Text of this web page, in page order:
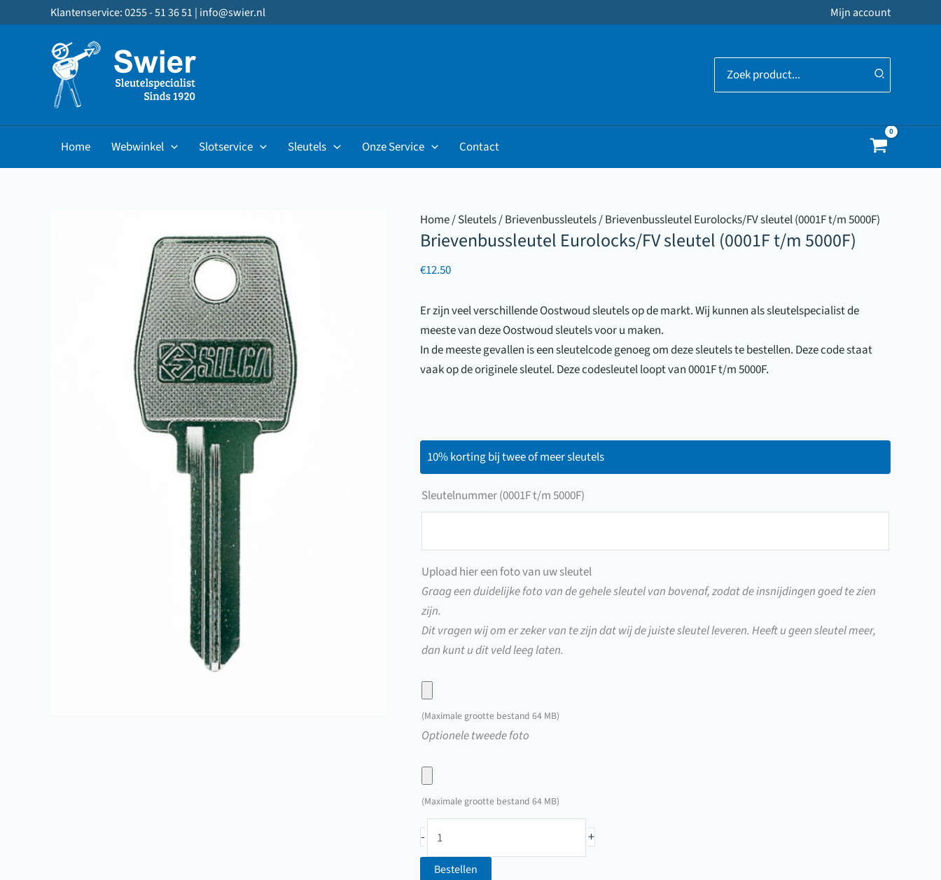
naar
Klantenservice: 0255 - 51 36 51 | info@swier.nl Mijn account
Zoeken
naar:
Home Webwinkel Slotservice Sleutels Onze Service Contact
Home/Sleutels/Brievenbussleutels/ Brievenbussleutel Eurolocks/FV sleutel (0001F t/m 5000F)
Brievenbussleutel Eurolocks/FV sleutel (0001F t/m 5000F)
€12.50
Er zijn veel verschillende Oostwoud sleutels op de markt. Wij kunnen als sleutelspecialist de
meeste van deze Oostwoud sleutels voor u maken.
In de meeste gevallen is een sleutelcode genoeg om deze sleutels te bestellen. Deze code staat
vaak op de originele sleutel. Deze codesleutel loopt van 0001F t/m 5000F.
10% korting bij twee of meer sleutels
Sleutelnummer (0001F t/m 5000F)
5000F)
Upload hier een foto van uw sleutel
Graag een duidelijke foto van de gehele sleutel van bovenaf, zodat de insnijdingen goed te zien
zijn.
Dit vragen wij om er zeker van te zijn dat wij de juiste sleutel leveren. Heeft u geen sleutel meer,
dan kunt u dit veld leeg laten.
hier
een
van
uw
sleutel
(Maximale grootte bestand 64 MB)
Upload
foto
van
uw
sleutel
Optionele tweede foto
(Maximale grootte bestand 64 MB)
-
Eurolocks/FV
sleutel
+
Bestellen